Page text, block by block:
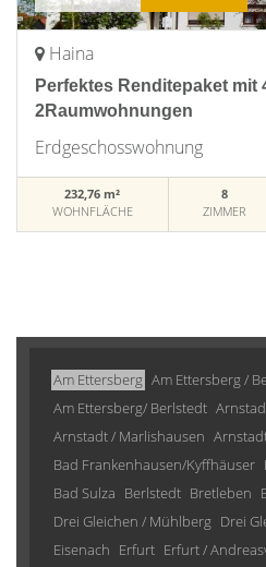
Haina
Perfektes Renditepaket mit
2Raumwohnungen
Erdgeschosswohnung
232,76 m²
WOHNFLÄCHE
8
ZIMMER
Am Ettersberg Am Ettersberg /
Am Ettersberg/ Berlstedt
Arnstadt / Marlishausen
Bad Frankenhausen/Kyffhäuser
Bad Sulza Berlstedt Bretleben
Drei Gleichen / Mühlberg Drei
Eisenach Erfurt Erfurt /